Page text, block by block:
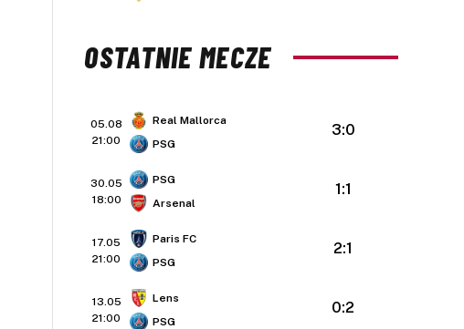
OSTATNIE MECZE
05.08
21:00
Real Mallorca
PSG
3:0
30.05
18:00
PSG
Arsenal
1:1
17.05
21:00
Paris FC
PSG
2:1
13.05
21:00
Lens
PSG
0:2